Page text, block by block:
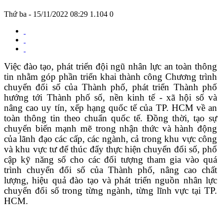
Thứ ba - 15/11/2022 08:29 1.104 0
Việc đào tạo, phát triển đội ngũ nhân lực an toàn thông
tin nhằm góp phần triển khai thành công Chương trình
chuyển đổi số của Thành phố, phát triển Thành phố
hướng tới Thành phố số, nền kinh tế - xã hội số và
nâng cao uy tín, xếp hạng quốc tế của TP. HCM về an
toàn thông tin theo chuẩn quốc tế. Đồng thời, tạo sự
chuyển biến mạnh mẽ trong nhận thức và hành động
của lãnh đạo các cấp, các ngành, cả trong khu vực công
và khu vực tư để thúc đẩy thực hiện chuyển đổi số, phổ
cập kỹ năng số cho các đối tượng tham gia vào quá
trình chuyển đổi số của Thành phố, nâng cao chất
lượng, hiệu quả đào tạo và phát triển nguồn nhân lực
chuyển đổi số trong từng ngành, từng lĩnh vực tại TP.
HCM.